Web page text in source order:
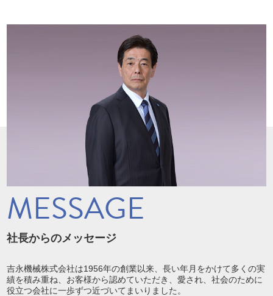
MESSAGE
社長からのメッセージ
吉永機械株式会社は1956年の創業以来、長い年月をかけて多くの実
績を積み重ね、お客様から認めていただき、愛され、社会のために
役立つ会社に一歩ずつ近づいてまいりました。